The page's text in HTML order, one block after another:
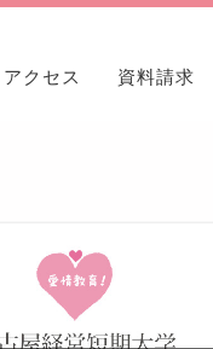
アクセス 資料請求